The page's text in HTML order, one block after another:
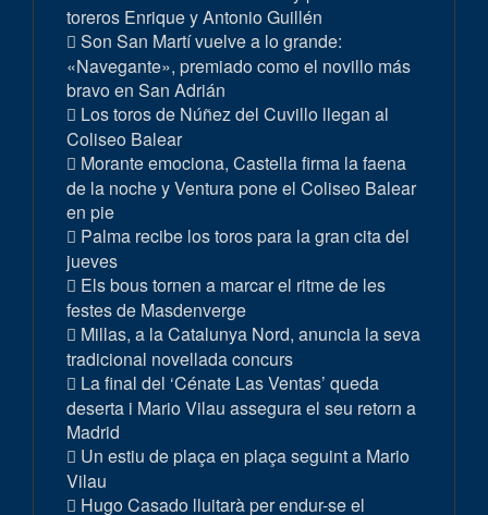
toreros Enrique y Antonio Guillén
Son San Martí vuelve a lo grande:
«Navegante», premiado como el novillo más
bravo en San Adrián
Los toros de Núñez del Cuvillo llegan al
Coliseo Balear
Morante emociona, Castella firma la faena
de la noche y Ventura pone el Coliseo Balear
en pie
Palma recibe los toros para la gran cita del
jueves
Els bous tornen a marcar el ritme de les
festes de Masdenverge
Millas, a la Catalunya Nord, anuncia la seva
tradicional novellada concurs
La final del ‘Cénate Las Ventas’ queda
deserta i Mario Vilau assegura el seu retorn a
Madrid
Un estiu de plaça en plaça seguint a Mario
Vilau
Hugo Casado lluitarà per endur-se el